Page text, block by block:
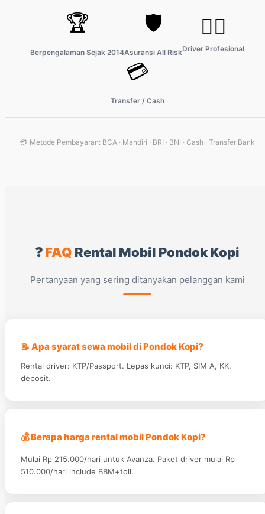
🏆
Berpengalaman Sejak 2014
🛡️
Asuransi All Risk
👨‍✈️
Driver Profesional
💳
Transfer / Cash
💳 Metode Pembayaran: BCA · Mandiri · BRI · BNI · Cash · Transfer Bank
❓FAQ Rental Mobil Pondok Kopi
Pertanyaan yang sering ditanyakan pelanggan kami
📝 Apa syarat sewa mobil di Pondok Kopi?
Rental driver: KTP/Passport. Lepas kunci: KTP, SIM A, KK,
deposit.
💰 Berapa harga rental mobil Pondok Kopi?
Mulai Rp 215.000/hari untuk Avanza. Paket driver mulai Rp
510.000/hari include BBM+toll.